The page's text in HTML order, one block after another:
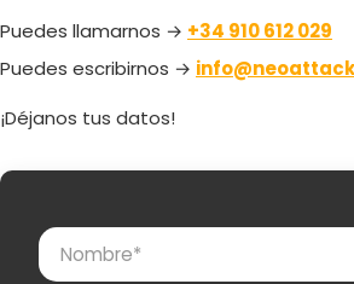
Puedes llamarnos → +34 910 612 029
Puedes escribirnos →
¡Déjanos tus datos!
Nombre